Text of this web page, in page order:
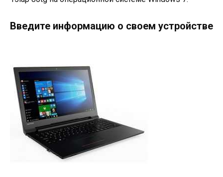
Введите информацию о своем устройстве